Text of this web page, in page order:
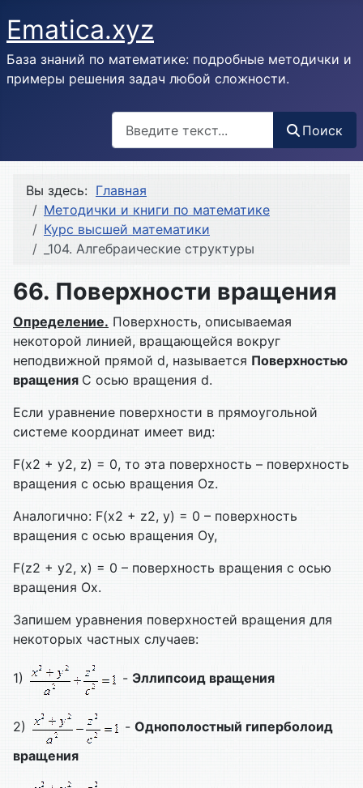
Ematica.xyz
База знаний по математике: подробные методички и
примеры решения задач любой сложности.
Поиск
Вы здесь: Главная
Методички и книги по математике
Курс высшей математики
_104. Алгебраические структуры
66. Поверхности вращения
Определение. Поверхность, описываемая
некоторой линией, вращающейся вокруг
неподвижной прямой d, называется Поверхностью
вращения С осью вращения d.
Если уравнение поверхности в прямоугольной
системе координат имеет вид:
F(x2 + y2, z) = 0, то эта поверхность – поверхность
вращения с осью вращения Оz.
Аналогично: F(x2 + z2, y) = 0 – поверхность
вращения с осью вращения Оу,
F(z2 + y2, x) = 0 – поверхность вращения с осью
вращения Ох.
Запишем уравнения поверхностей вращения для
некоторых частных случаев:
1) - Эллипсоид вращения
2) - Однополостный гиперболоид
вращения